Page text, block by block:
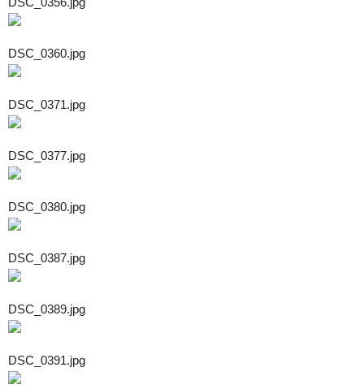
DSC_0360.jpg
DSC_0371.jpg
DSC_0377.jpg
DSC_0380.jpg
DSC_0387.jpg
DSC_0389.jpg
DSC_0391.jpg